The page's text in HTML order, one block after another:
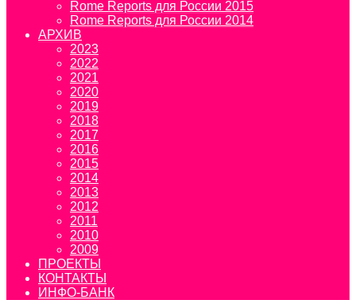
Rome Reports для России 2015
Rome Reports для России 2014
АРХИВ
2023
2022
2021
2020
2019
2018
2017
2016
2015
2014
2013
2012
2011
2010
2009
ПРОЕКТЫ
КОНТАКТЫ
ИНФО-БАНК